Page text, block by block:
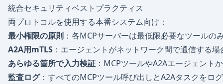
統合セキュリティベストプラクティス
両プロトコルを使用する本番システム向け：
最小権限の原則 ：各MCPサーバーは最低限必要なツールの
A2A用mTLS ：エージェントがネットワーク間で通信する
あらゆる箇所で入力検証 ：MCPツールやA2Aエージェント
監査ログ：すべてのMCPツール呼び出しとA2Aタスクをロ